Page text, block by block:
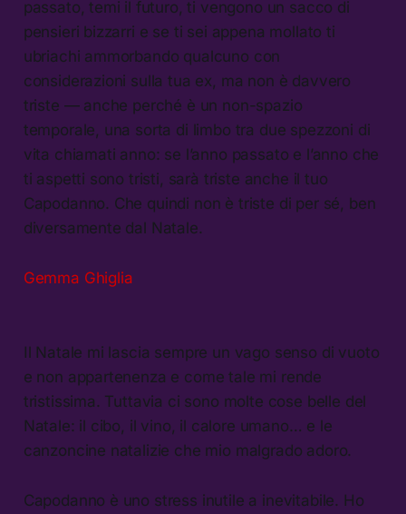
passato, temi il futuro, ti vengono un sacco di
pensieri bizzarri e se ti sei appena mollato ti
ubriachi ammorbando qualcuno con
considerazioni sulla tua ex, ma non è davvero
triste — anche perché è un non-spazio
temporale, una sorta di limbo tra due spezzoni di
vita chiamati anno: se l’anno passato e l’anno che
ti aspetti sono tristi, sarà triste anche il tuo
Capodanno. Che quindi non è triste di per sé, ben
diversamente dal Natale.
Gemma Ghiglia
Il Natale mi lascia sempre un vago senso di vuoto
e non appartenenza e come tale mi rende
tristissima. Tuttavia ci sono molte cose belle del
Natale: il cibo, il vino, il calore umano… e le
canzoncine natalizie che mio malgrado adoro.
Capodanno è uno stress inutile a inevitabile. Ho